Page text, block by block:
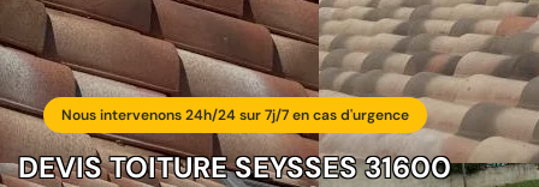
Nous intervenons 24h/24 sur 7j/7 en cas d'urgence
DEVIS TOITURE SEYSSES 31600